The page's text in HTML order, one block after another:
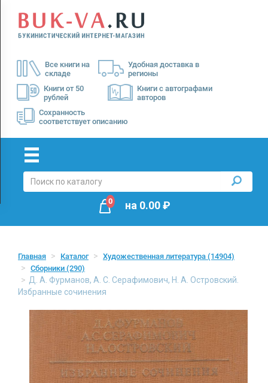
Все книги на
складе
Удобная доставка в
регионы
Книги от 50
рублей
Книги с автографами
авторов
Сохранность
соответствует описанию
Menu
Доставка
Оплата
0 на 0.00₽
Главная Каталог Художественная литература (14904)
Сборники (290)
Д. А. Фурманов, А. С. Серафимович, Н. А. Островский.
Избранные сочинения